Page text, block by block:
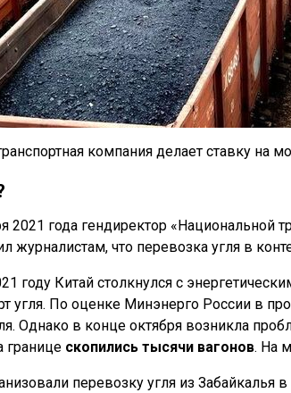
компания делает ставку на
2021 года гендиректор «Национальной
журналистам, что перевозка угля в
году Китай столкнулся с
угля. По оценке Минэнерго России в
Однако в конце октября возникла
границе скопились тысячи вагонов. На
перевозку угля из Забайкалья в